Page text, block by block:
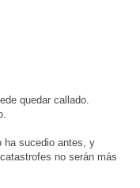
quedar callado.
ha sucedio antes, y
no serán más